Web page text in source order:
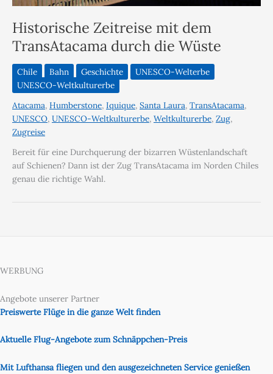
Historische Zeitreise mit dem
TransAtacama durch die Wüste
Chile Bahn Geschichte
UNESCO-Welterbe
UNESCO-Weltkulturerbe
Atacama, Humberstone, Iquique, Santa Laura, TransAtacama,
UNESCO, UNESCO-Weltkulturerbe, Weltkulturerbe, Zug,
Zugreise
Bereit für eine Durchquerung der bizarren Wüstenlandschaft
auf Schienen? Dann ist der Zug TransAtacama im Norden Chiles
genau die richtige Wahl.
WERBUNG
Angebote unserer Partner
Preiswerte Flüge in die ganze Welt finden
Aktuelle Flug-Angebote zum Schnäppchen-Preis
Mit Lufthansa fliegen und den ausgezeichneten Service genießen